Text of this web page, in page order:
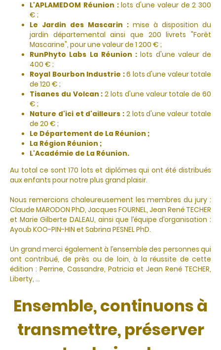
L'APLAMEDOM Réunion :lots d'une valeur de 2 300
€ ;
Le Jardin des Mascarin : mise à disposition du
jardin départemental ainsi que 200 livrets "Forêt
Mascarine", pour une valeur de 1 200 € ;
RunPhyto Labs La Réunion : lots d'une valeur de
400 € ;
Royal Bourbon Industrie :6 lots d'une valeur totale
de 120 € ;
Tisanes du Volcan :2 lots d'une valeur totale de 60
€ ;
Nature d'ici et d'ailleurs : 2 lots d'une valeur totale
de 20 € ;
Le Département de La Réunion ;
La Région Réunion ;
L'Académie de La Réunion.
Au total ce sont 170 lots et diplômes qui ont été distribués
aux enfants pour notre plus grand plaisir.
Nous remercions chaleureusement les membres du jury :
Claude MARODON PhD, Jacques FOURNEL, Jean René TECHER
et Marie Gilberte DALEAU, ainsi que l’équipe d’organisation :
Ayoub KOO-PIN-HIN et Sabrina PESNEL PhD.
Un grand merci également à l’ensemble des personnes qui
ont contribué, de près ou de loin, à la réussite de cette
édition : Perrine, Cassandre, Patricia et Jean René TECHER,
Liberty, ...
Ensemble, continuons à
transmettre, préserver